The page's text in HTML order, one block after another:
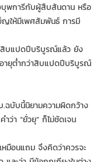
บุพการีกับผู้สืบสันดาน หรือ
ญให้มีเพศสัมพันธ์ การมี
สิบแปดปีบริบูรณ์แล้ว ยัง
ายุต่ำกว่าสิบแปดปีบริบูรณ์
.ฉบับนี้นิยามความผิดกว้าง
ว่า “ยั่วยุ” ก็ไม่ชัดเจน
หมือนแถม จึงคิดว่าควรจะ